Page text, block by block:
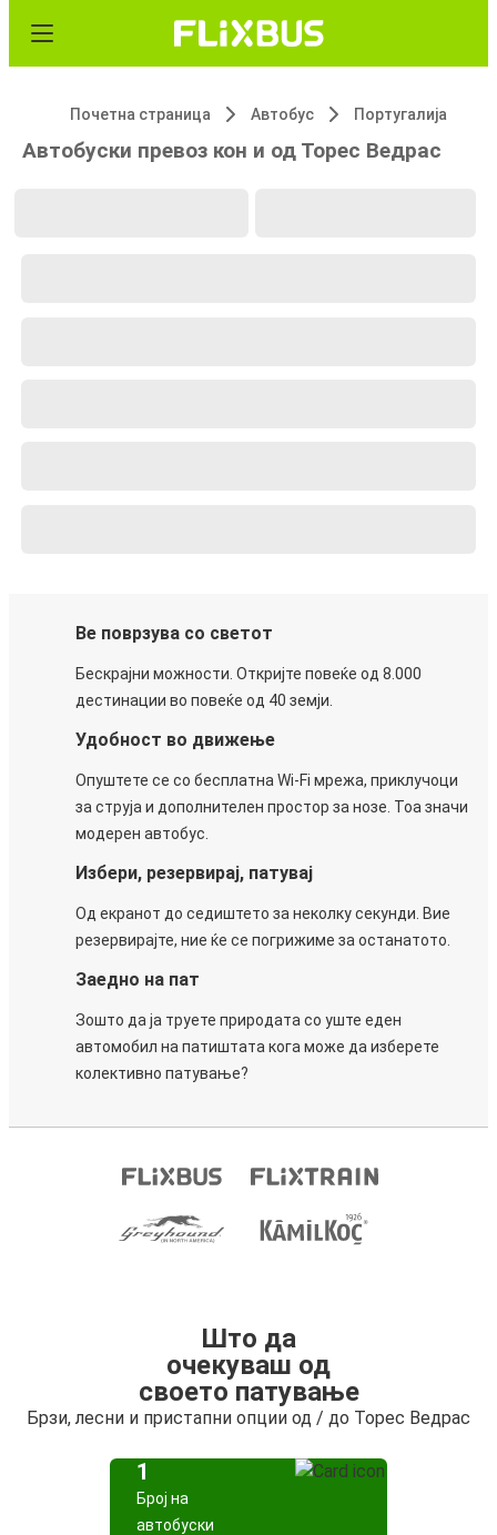
Почетна страница Автобус Португалија
Автобуски превоз кон и од Торес Ведрас
Ве поврзува со светот
Бескрајни можности. Откријте повеќе од 8.000
дестинации во повеќе од 40 земји.
Удобност во движење
Опуштете се со бесплатна Wi-Fi мрежа, приклучоци
за струја и дополнителен простор за нозе. Тоа значи
модерен автобус.
Избери, резервирај, патувај
Од екранот до седиштето за неколку секунди. Вие
резервирајте, ние ќе се погрижиме за останатото.
Заедно на пат
Зошто да ја труете природата со уште еден
автомобил на патиштата кога може да изберете
колективно патување?
Што да
очекуваш од
своето патување
Брзи, лесни и пристапни опции од / до Торес Ведрас
1
Број на
автобуски